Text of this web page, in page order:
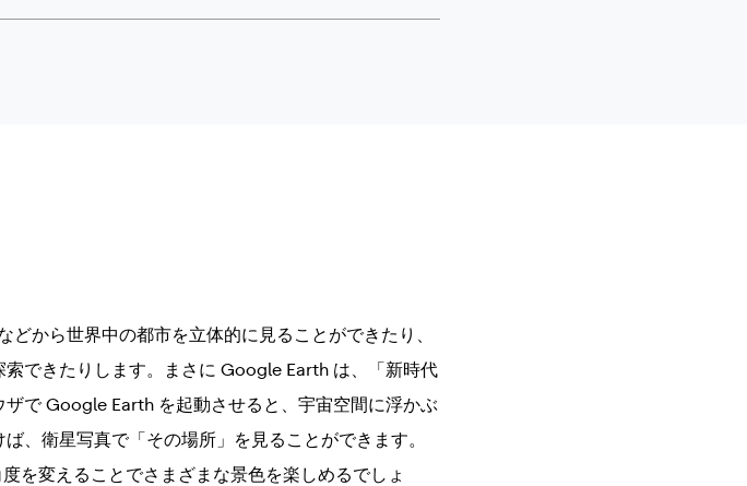
から世界中の都市を立体的に見ることができたり、
できたりします。まさに Google Earth は、「新時代
で Google Earth を起動させると、宇宙空間に浮かぶ
、衛星写真で「その場所」を見ることができます。
を変えることでさまざまな景色を楽しめるでしょ